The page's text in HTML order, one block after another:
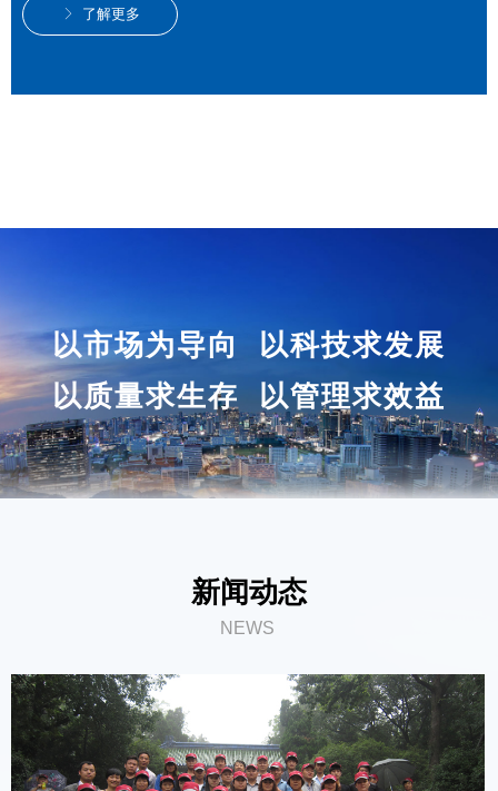
新闻动态
NEWS
ꁕ 了解更多
以市场为导向 以科技求发展
以质量求生存 以管理求效益